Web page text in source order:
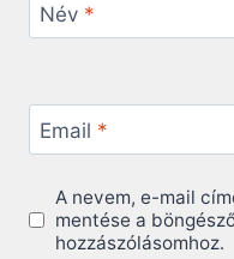
Név *
Email *
A nevem, e-mail
mentése a
hozzászólásomhoz.